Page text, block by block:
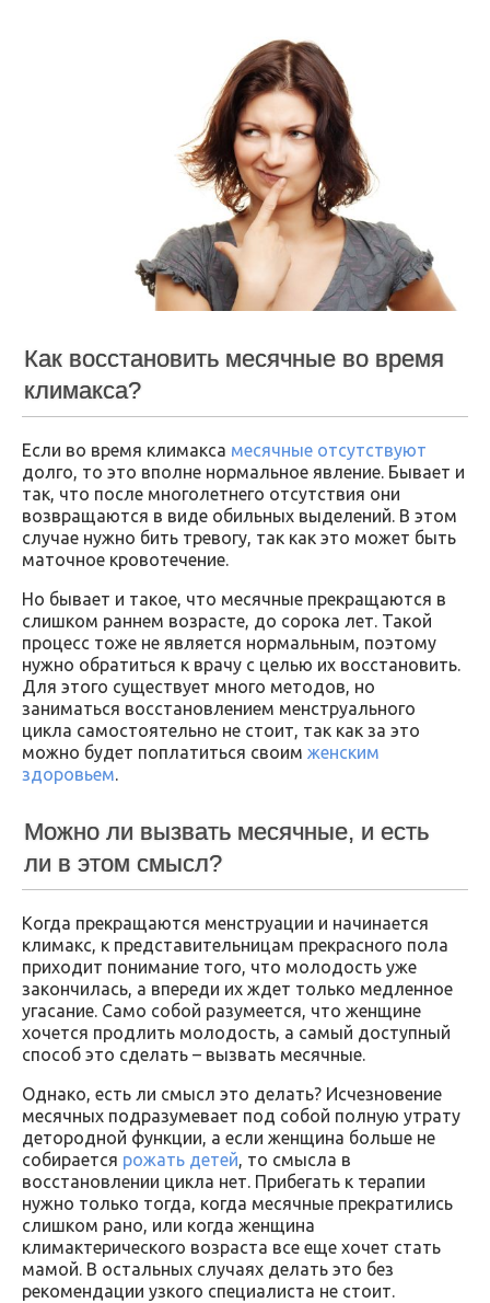
Как восстановить месячные во время
климакса?
Если во время климакса месячные отсутствуют
долго, то это вполне нормальное явление. Бывает и
так, что после многолетнего отсутствия они
возвращаются в виде обильных выделений. В этом
случае нужно бить тревогу, так как это может быть
маточное кровотечение.
Но бывает и такое, что месячные прекращаются в
слишком раннем возрасте, до сорока лет. Такой
процесс тоже не является нормальным, поэтому
нужно обратиться к врачу с целью их восстановить.
Для этого существует много методов, но
заниматься восстановлением менструального
цикла самостоятельно не стоит, так как за это
можно будет поплатиться своим женским
здоровьем
Можно ли вызвать месячные, и есть
ли в этом смысл?
Когда прекращаются менструации и начинается
климакс, к представительницам прекрасного пола
приходит понимание того, что молодость уже
закончилась, а впереди их ждет только медленное
угасание. Само собой разумеется, что женщине
хочется продлить молодость, а самый доступный
способ это сделать – вызвать месячные.
Однако, есть ли смысл это делать? Исчезновение
месячных подразумевает под собой полную утрату
детородной функции, а если женщина больше не
собирается рожать детей, то смысла в
восстановлении цикла нет. Прибегать к терапии
нужно только тогда, когда месячные прекратились
слишком рано, или когда женщина
климактерического возраста все еще хочет стать
мамой. В остальных случаях делать это без
рекомендации узкого специалиста не стоит.